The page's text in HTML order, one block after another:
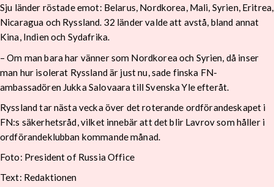
Sju länder röstade emot: Belarus, Nordkorea, Mali, Syrien, Eritrea,
Nicaragua och Ryssland. 32 länder valde att avstå, bland annat
Kina, Indien och Sydafrika.
– Om man bara har vänner som Nordkorea och Syrien, då inser
man hur isolerat Ryssland är just nu, sade finska FN-
ambassadören Jukka Salovaara till Svenska Yle efteråt.
Ryssland tar nästa vecka över det roterande ordförandeskapet i
FN:s säkerhetsråd, vilket innebär att det blir Lavrov som håller i
ordförandeklubban kommande månad.
Foto: President of Russia Office
Text: Redaktionen